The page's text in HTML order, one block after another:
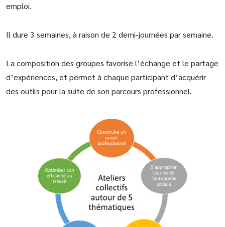
emploi.
Il dure 3 semaines, à raison de 2 demi-journées par semaine.
La composition des groupes favorise l’échange et le partage
d’expériences, et permet à chaque participant d’acquérir
des outils pour la suite de son parcours professionnel.